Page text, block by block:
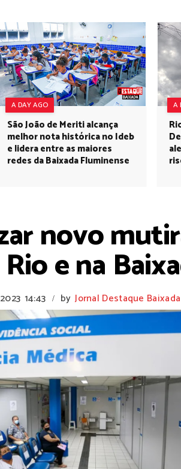
A DAY AGO
São João de Meriti alcança
melhor nota histórica no Ideb
e lidera entre as maiores
redes da Baixada Fluminense
A
novo
e na
14:43 / by Jornal Destaque Baixada